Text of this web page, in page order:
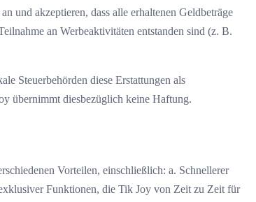
und akzeptieren, dass alle erhaltenen Geldbeträge
an Werbeaktivitäten entstanden sind (z. B.
Steuerbehörden diese Erstattungen als
übernimmt diesbezüglich keine Haftung.
Vorteilen, einschließlich: a. Schnellerer
Funktionen, die Tik Joy von Zeit zu Zeit für